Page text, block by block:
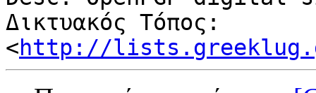
Δικτυακός Τόπος:
<http://